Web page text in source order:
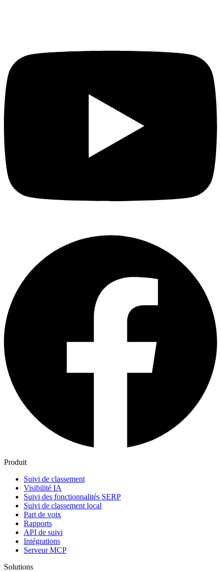
Produit
Suivi de classement
Visibilité IA
Suivi des fonctionnalités SERP
Suivi de classement local
Part de voix
Rapports
API de suivi
Intégrations
Serveur MCP
Solutions